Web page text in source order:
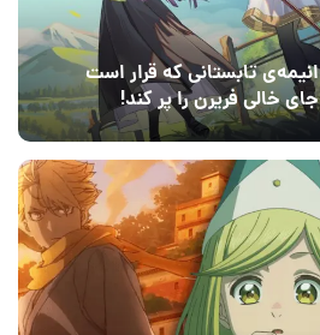
انیمه‌ی تابستانی که قرار است
جای خالی فریرن را پر کند!
14 مرداد 1405